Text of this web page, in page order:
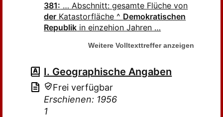
381: … Abschnitt: gesamte Flüche von
der Katastorfläche ^ Demokratischen
Republik in einzehion Jahren …
Weitere Volltexttreffer anzeigen
I. Geographische Angaben
Frei verfügbar
Erschienen: 1956
1